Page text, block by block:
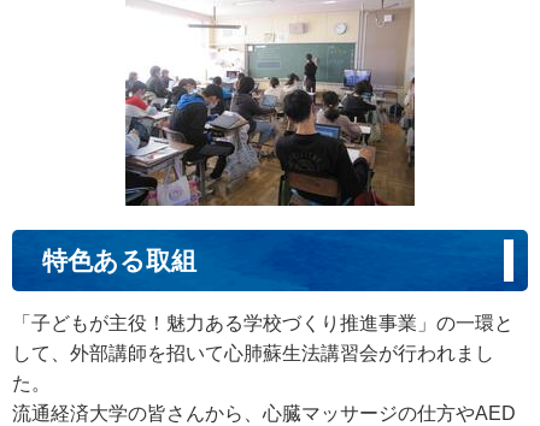
特色ある取組
「子どもが主役！魅力ある学校づくり推進事業」の一環と
して、外部講師を招いて心肺蘇生法講習会が行われまし
た。
流通経済大学の皆さんから、心臓マッサージの仕方やAED